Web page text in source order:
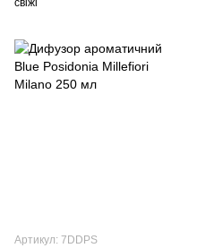
свіжі
Артикул: 7DDPS